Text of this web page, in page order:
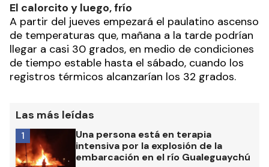
El calorcito y luego, frío
A partir del jueves empezará el paulatino ascenso
de temperaturas que, mañana a la tarde podrían
llegar a casi 30 grados, en medio de condiciones
de tiempo estable hasta el sábado, cuando los
registros térmicos alcanzarían los 32 grados.
Las más leídas
Una persona está en terapia
intensiva por la explosión de la
embarcación en el río Gualeguaychú
1